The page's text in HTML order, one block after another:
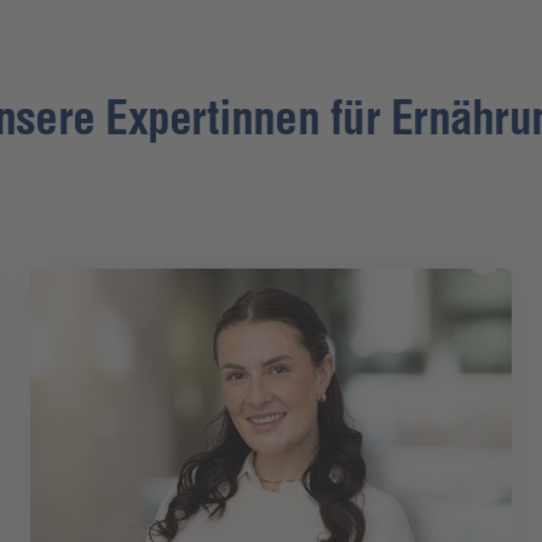
Expertinnen für